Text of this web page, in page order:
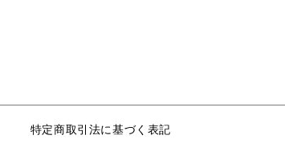
特定商取引法に基づく表記